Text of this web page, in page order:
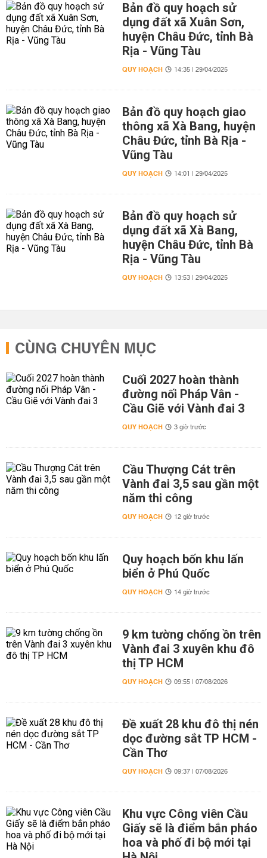
Bản đồ quy hoạch sử
dụng đất xã Xuân Sơn,
huyện Châu Đức, tỉnh Bà
Rịa - Vũng Tàu
QUY HOẠCH 14:35 | 29/04/2025
Bản đồ quy hoạch giao
thông xã Xà Bang, huyện
Châu Đức, tỉnh Bà Rịa -
Vũng Tàu
QUY HOẠCH 14:01 | 29/04/2025
Bản đồ quy hoạch sử
dụng đất xã Xà Bang,
huyện Châu Đức, tỉnh Bà
Rịa - Vũng Tàu
QUY HOẠCH 13:53 | 29/04/2025
CÙNG CHUYÊN MỤC
Cuối 2027 hoàn thành
đường nối Pháp Vân -
Cầu Giẽ với Vành đai 3
QUY HOẠCH 3 giờ trước
Cầu Thượng Cát trên
Vành đai 3,5 sau gần một
năm thi công
QUY HOẠCH 12 giờ trước
Quy hoạch bốn khu lấn
biển ở Phú Quốc
QUY HOẠCH 14 giờ trước
9 km tường chống ồn trên
Vành đai 3 xuyên khu đô
thị TP HCM
QUY HOẠCH 09:55 | 07/08/2026
Đề xuất 28 khu đô thị nén
dọc đường sắt TP HCM -
Cần Thơ
QUY HOẠCH 09:37 | 07/08/2026
Khu vực Công viên Cầu
Giấy sẽ là điểm bắn pháo
hoa và phố đi bộ mới tại